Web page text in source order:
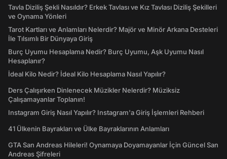
Tavla Diziliş Şekli Nasıldır? Erkek Tavlası ve Kız Tavlası Diziliş Şekilleri
ve Oynama Yönleri
Tarot Kartları ve Anlamları Nelerdir? Majör ve Minör Arkana Desteleri
İle Tılsımlı Bir Dünyaya Giriş
Burç Uyumu Hesaplama Nedir? Burç Uyumu, Aşk Uyumu Nasıl
Hesaplanır?
İdeal Kilo Nedir? İdeal Kilo Hesaplama Nasıl Yapılır?
Ders Çalışırken Dinlenecek Müzikler Nelerdir? Müziksiz
Çalışamayanlar Toplanın!
Instagram Giriş Nasıl Yapılır? Instagram'a Giriş İşlemleri Rehberi
41 Ülkenin Bayrakları ve Ülke Bayraklarının Anlamları
GTA San Andreas Hileleri! Oynamaya Doyamayanlar İçin Güncel San
Andreas Şifreleri